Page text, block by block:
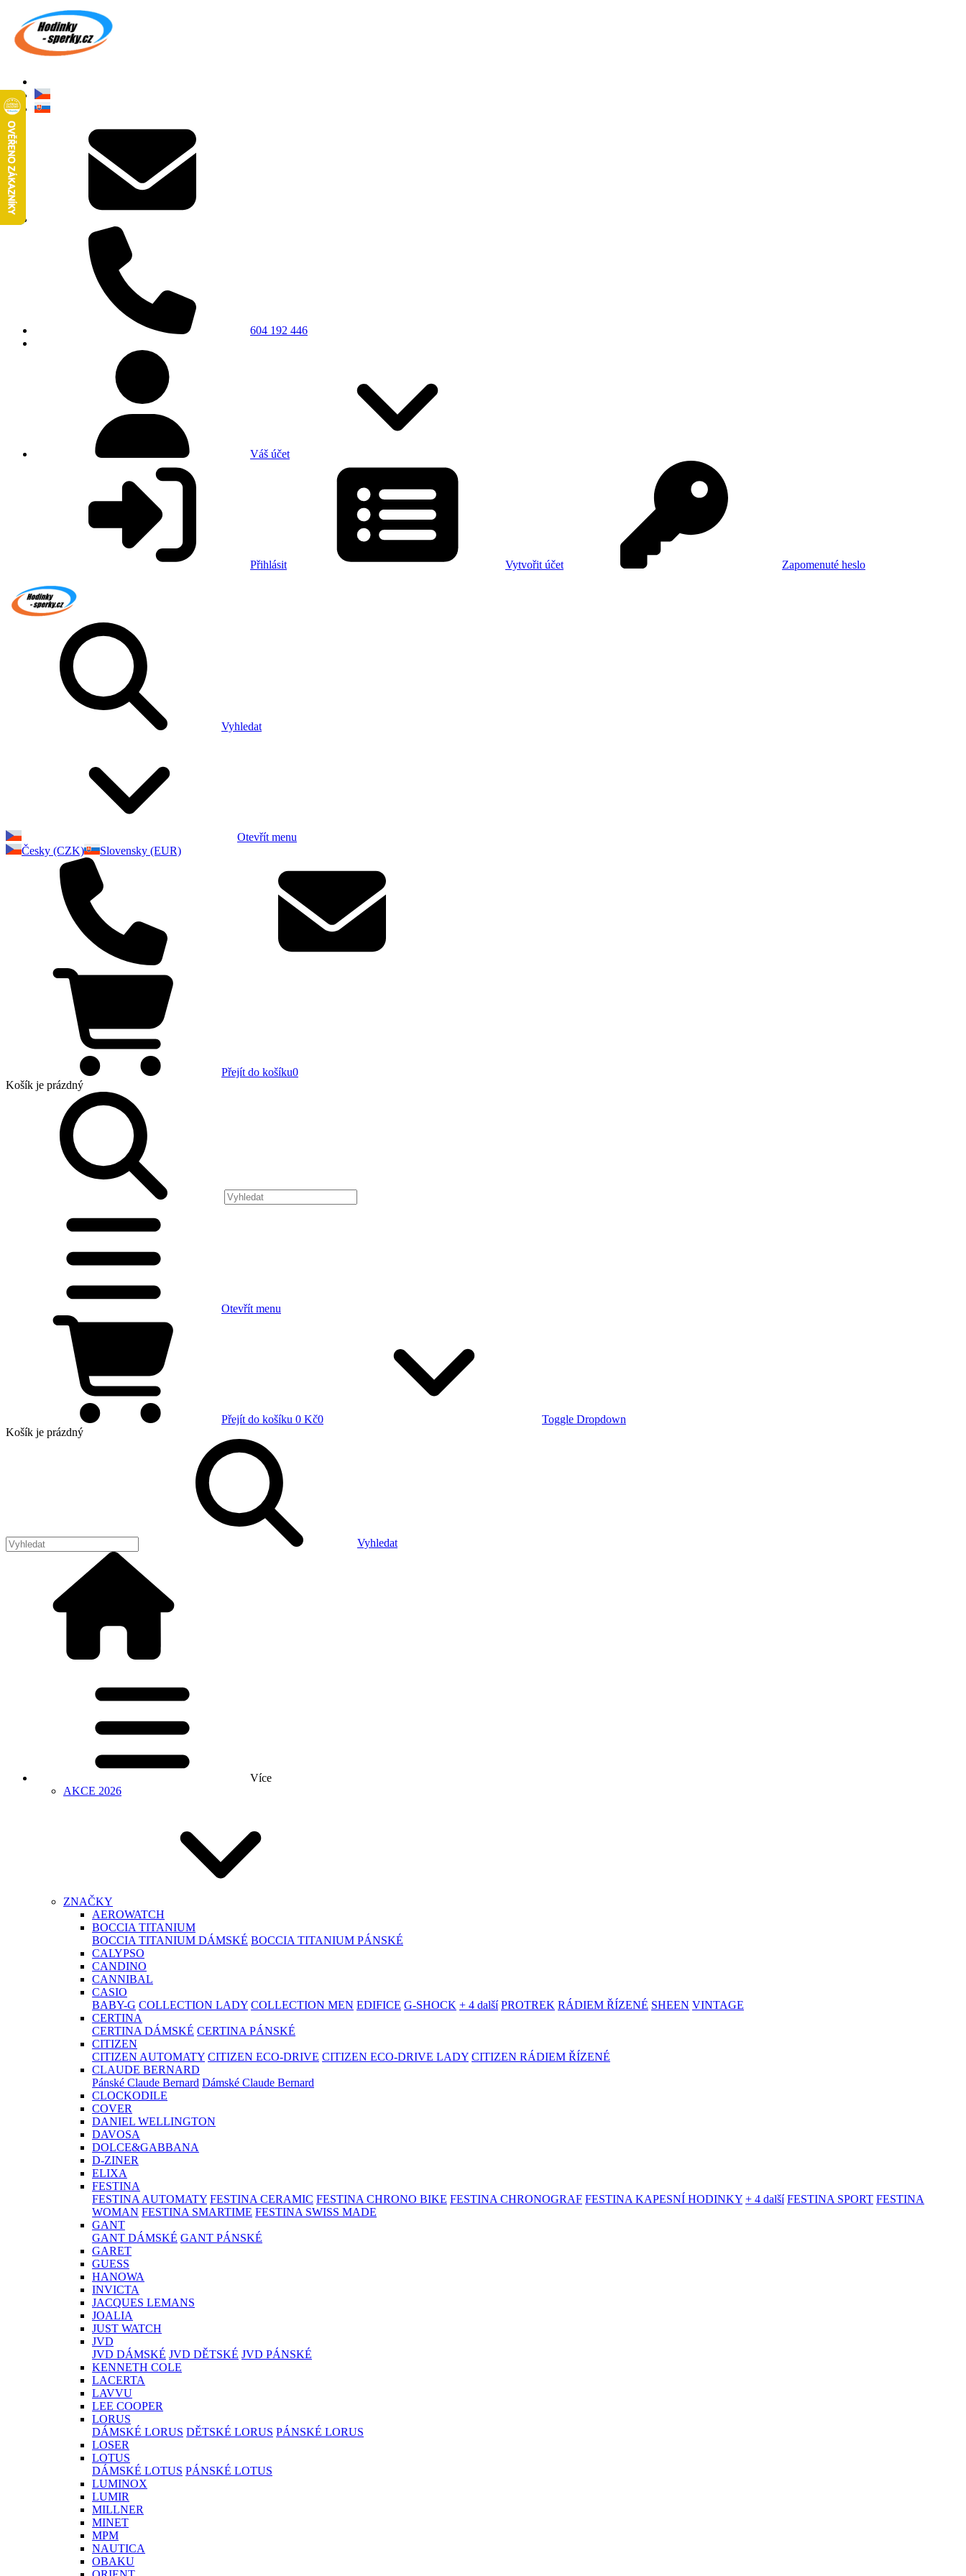
604 192 446
Váš účet
Přihlásit Vytvořit účet Zapomenuté heslo
Vyhledat
Otevřít menu
Česky (CZK)
Slovensky (EUR)
Přejít do košíku0
Košík je prázdný
Otevřít menu
Přejít do košíku 0 Kč0
Toggle Dropdown
Košík je prázdný
Vyhledat
Více
AKCE 2026
ZNAČKY
AEROWATCH
BOCCIA TITANIUM
BOCCIA TITANIUM DÁMSKÉ BOCCIA TITANIUM PÁNSKÉ
CALYPSO
CANDINO
CANNIBAL
CASIO
BABY-G COLLECTION LADY COLLECTION MEN EDIFICE G-SHOCK + 4 další PROTREK RÁDIEM ŘÍZENÉ SHEEN VINTAGE
CERTINA
CERTINA DÁMSKÉ CERTINA PÁNSKÉ
CITIZEN
CITIZEN AUTOMATY CITIZEN ECO-DRIVE CITIZEN ECO-DRIVE LADY CITIZEN RÁDIEM ŘÍZENÉ
CLAUDE BERNARD
Pánské Claude Bernard Dámské Claude Bernard
CLOCKODILE
COVER
DANIEL WELLINGTON
DAVOSA
DOLCE&GABBANA
D-ZINER
ELIXA
FESTINA
FESTINA AUTOMATY FESTINA CERAMIC FESTINA CHRONO BIKE FESTINA CHRONOGRAF FESTINA KAPESNÍ HODINKY + 4 další FESTINA SPORT FESTINA
WOMAN FESTINA SMARTIME FESTINA SWISS MADE
GANT
GANT DÁMSKÉ GANT PÁNSKÉ
GARET
GUESS
HANOWA
INVICTA
JACQUES LEMANS
JOALIA
JUST WATCH
JVD
JVD DÁMSKÉ JVD DĚTSKÉ JVD PÁNSKÉ
KENNETH COLE
LACERTA
LAVVU
LEE COOPER
LORUS
DÁMSKÉ LORUS DĚTSKÉ LORUS PÁNSKÉ LORUS
LOSER
LOTUS
DÁMSKÉ LOTUS PÁNSKÉ LOTUS
LUMINOX
LUMIR
MILLNER
MINET
MPM
NAUTICA
OBAKU